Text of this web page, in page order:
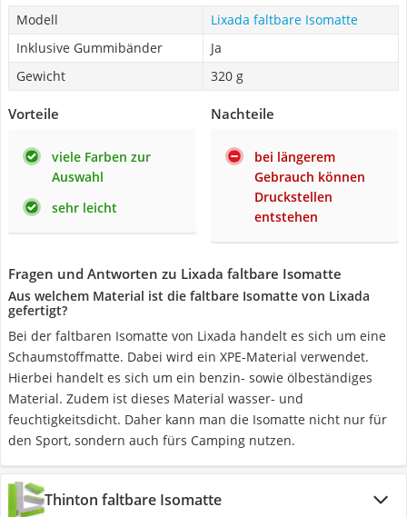
Modell
Lixada faltbare Isomatte
Inklusive Gummibänder
Ja
Gewicht
320 g
Vorteile
viele Farben zur
Auswahl
sehr leicht
Nachteile
bei längerem
Gebrauch können
Druckstellen
entstehen
Fragen und Antworten zu Lixada faltbare Isomatte
Aus welchem Material ist die faltbare Isomatte von Lixada
gefertigt?
Bei der faltbaren Isomatte von Lixada handelt es sich um eine
Schaumstoffmatte. Dabei wird ein XPE-Material verwendet.
Hierbei handelt es sich um ein benzin- sowie ölbeständiges
Material. Zudem ist dieses Material wasser- und
feuchtigkeitsdicht. Daher kann man die Isomatte nicht nur für
den Sport, sondern auch fürs Camping nutzen.
Thinton faltbare Isomatte